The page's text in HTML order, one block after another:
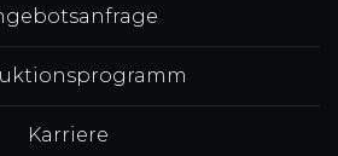
Karriere